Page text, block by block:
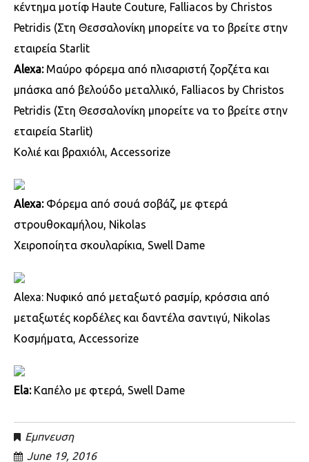
κέντημα μοτίφ Haute Couture, Falliacos by Christos
Petridis (Στη Θεσσαλονίκη μπορείτε να το βρείτε στην
εταιρεία Starlit
Alexa:Μαύρο φόρεμα από πλισαριστή ζορζέτα και
μπάσκα από βελούδο μεταλλικό, Falliacos by Christos
Petridis (Στη Θεσσαλονίκη μπορείτε να το βρείτε στην
εταιρεία Starlit)
Κολιέ και βραχιόλι, Accessorize
Alexa:Φόρεμα από σουά σοβάζ, με φτερά
στρουθοκαμήλου, Nikolas
Χειροποίητα σκουλαρίκια, Swell Dame
Alexa: Νυφικό από μεταξωτό ρασμίρ, κρόσσια από
μεταξωτές κορδέλες και δαντέλα σαντιγύ, Nikolas
Kοσμήματα, Accessorize
Ela:Καπέλο με φτερά, Swell Dame
Εμπνευση
June 19, 2016